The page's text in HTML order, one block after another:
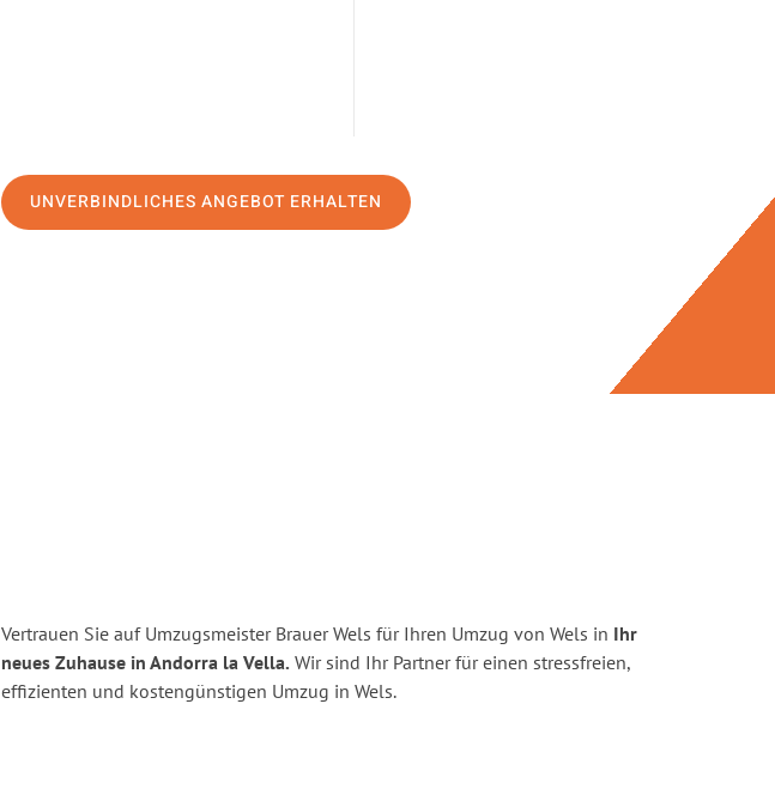
UNVERBINDLICHES ANGEBOT ERHALTEN
Vertrauen Sie auf Umzugsmeister Brauer Wels für Ihren Umzug von Wels in Ihr
neues Zuhause in Andorra la Vella. Wir sind Ihr Partner für einen stressfreien,
effizienten und kostengünstigen Umzug in Wels.